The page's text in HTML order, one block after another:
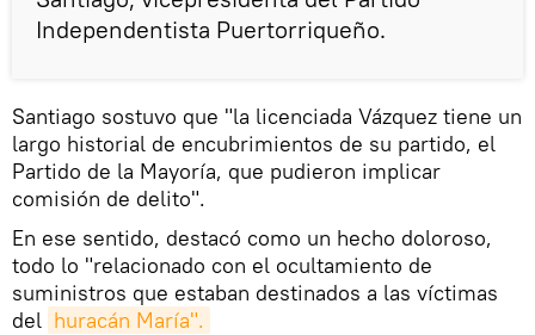
Independentista Puertorriqueño.
Santiago sostuvo que "la licenciada Vázquez tiene un
largo historial de encubrimientos de su partido, el
Partido de la Mayoría, que pudieron implicar
comisión de delito".
En ese sentido, destacó como un hecho doloroso,
todo lo "relacionado con el ocultamiento de
suministros que estaban destinados a las víctimas
del huracán María".